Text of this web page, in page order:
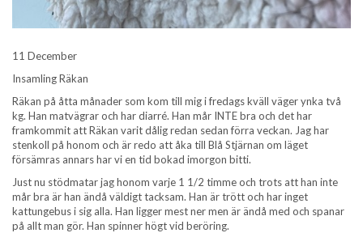
11 December
Insamling Räkan
Räkan på åtta månader som kom till mig i fredags kväll väger ynka två
kg. Han matvägrar och har diarré. Han mår INTE bra och det har
framkommit att Räkan varit dålig redan sedan förra veckan. Jag har
stenkoll på honom och är redo att åka till Blå Stjärnan om läget
försämras annars har vi en tid bokad imorgon bitti.
Just nu stödmatar jag honom varje 1 1/2 timme och trots att han inte
mår bra är han ändå väldigt tacksam. Han är trött och har inget
kattungebus i sig alla. Han ligger mest ner men är ändå med och spanar
på allt man gör. Han spinner högt vid beröring.